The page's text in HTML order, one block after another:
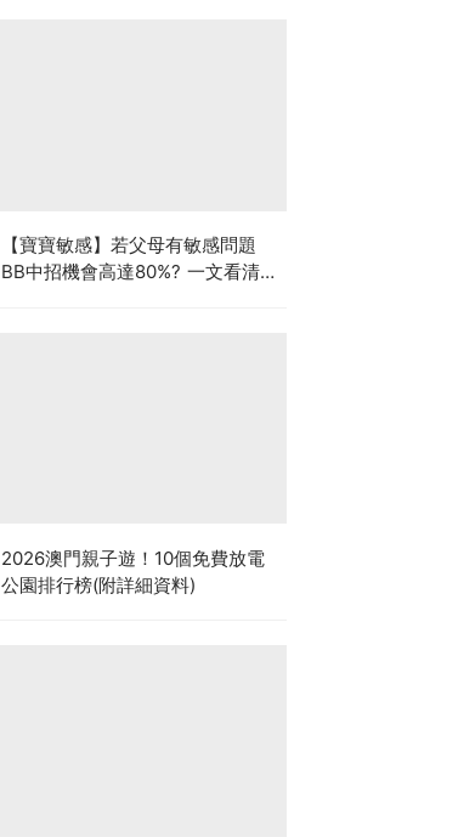
【寶寶敏感】若父母有敏感問題
BB中招機會高達80%? 一文看清預
2026澳門親子遊！10個免費放電
公園排行榜(附詳細資料)